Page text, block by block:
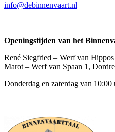
info@debinnenvaart.nl
Openingstijden van het
René Siegfried – Werf van
Marot – Werf van Spaan 1,
Donderdag en zaterdag van 10:00